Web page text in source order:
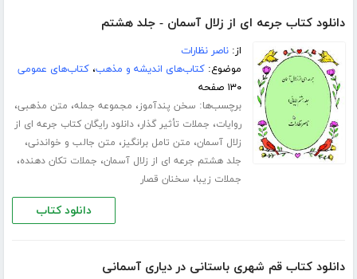
دانلود کتاب جرعه ای از زلال آسمان - جلد هشتم
از:ناصر نظارات
موضوع:کتاب‌های اندیشه و مذهب،کتاب‌های عمومی
۱۳۰ صفحه
برچسب‌ها: سخن پندآموز، مجموعه جمله، متن مذهبی،
روایات، جملات تأثیر گذار،دانلود رایگان کتاب جرعه ای از
زلال آسمان، متن تامل برانگیز، متن جالب و خواندنی،
جلد هشتم جرعه ای از زلال آسمان، جملات تکان دهنده،
جملات زیبا، سخنان قصار
دانلود کتاب
دانلود کتاب قم شهری باستانی در دیاری آسمانی